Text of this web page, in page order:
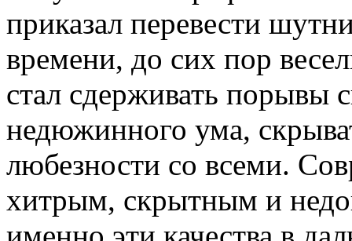
приказал перевести
времени, до сих пор
стал сдерживать порывы
недюжинного ума,
любезности со всеми.
хитрым, скрытным и